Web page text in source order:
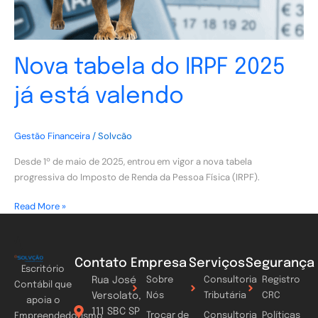
Nova tabela do IRPF 2025
já está valendo
Gestão Financeira/Solvcão
Desde 1º de maio de 2025, entrou em vigor a nova tabela
progressiva do Imposto de Renda da Pessoa Física (IRPF).
Read More »
Escritório
Contábil que
apoia o
Contato
Rua José
Versolato,
111 SBC SP
Empresa
Sobre
Nós
Trocar de
Serviços
Consultoria
Tributária
Consultoria
Segurança
Registro
CRC
Políticas